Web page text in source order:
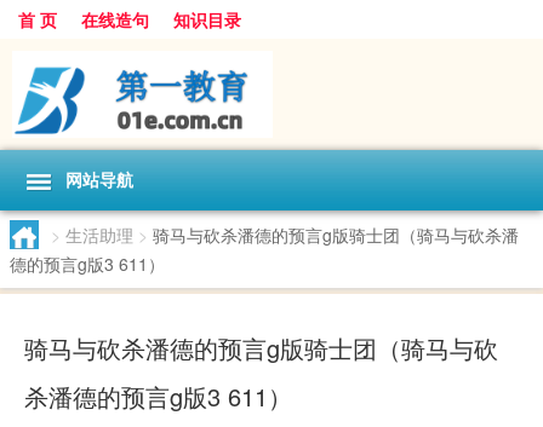
首 页 在线造句 知识目录
网站导航
> 生活助理 > 骑马与砍杀潘德的预言g版骑士团（骑马与砍杀潘
德的预言g版3 611）
骑马与砍杀潘德的预言g版骑士团（骑马与砍
杀潘德的预言g版3 611）